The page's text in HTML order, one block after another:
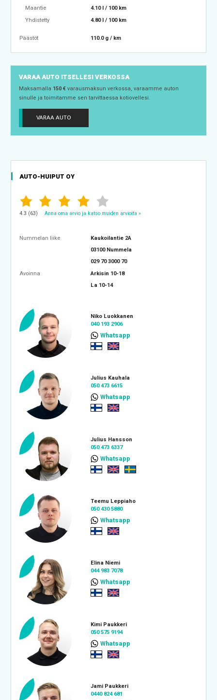
Maantie
4.10 l / 100 km
Yhdistetty
4.80 l / 100 km
Päästöt 110.0 g / km
VARAA AUTO ITSELLESI VERKOSSA
Maksamalla 150 €varausmaksun verkossa, varaamme auton
sinulle ja toimitamme sen tarvittaessa kotiovellesi.
VARAA AUTO
AUTO-HUIPUT OY
4.3 (63) Anna oma arvio ja katso muiden arvioita »
Nummelan liike
Kaukoilantie 2A
03100 Nummela
029 70 3000 70
Avoinna
Arkisin 10-18
La 10-14
Niko Luokkanen
040 193 2906
Whatsapp
Julius Kauhala
050 473 6615
Whatsapp
Julius Hansson
050 473 6337
Whatsapp
Teemu Leppiaho
050 430 5880
Whatsapp
Elina Niemi
044 983 7078
Whatsapp
Kimi Paukkeri
050 575 9194
Whatsapp
Jami Paukkeri
0440 824 681